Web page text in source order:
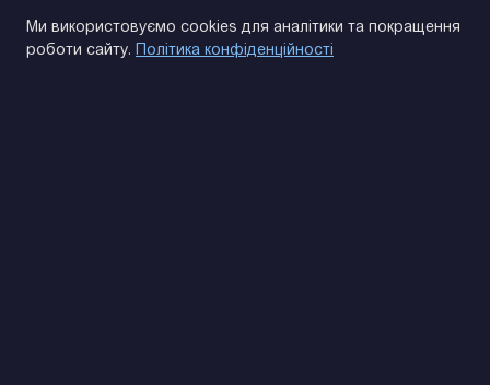
Ми використовуємо cookies для аналітики та покращення
роботи сайту. Політика конфіденційності